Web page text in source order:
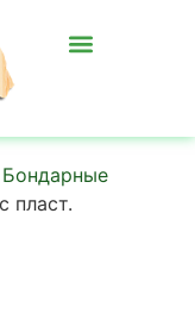
Бондарные
пласт.